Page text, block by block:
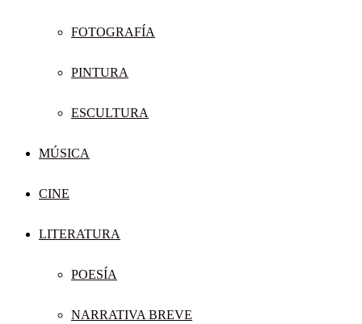
FOTOGRAFÍA
PINTURA
ESCULTURA
MÚSICA
CINE
LITERATURA
POESÍA
NARRATIVA BREVE